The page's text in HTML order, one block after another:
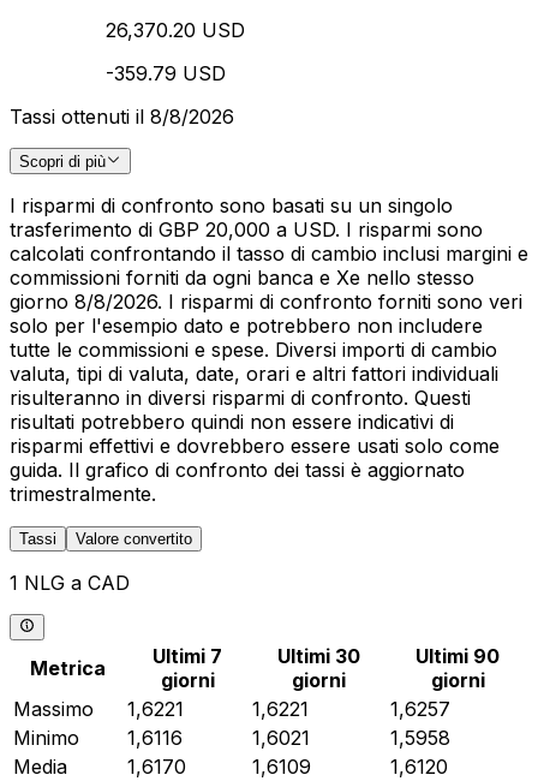
26,370.20 USD
-359.79 USD
Tassi ottenuti il 8/8/2026
Scopri di più
I risparmi di confronto sono basati su un singolo
trasferimento di GBP 20,000 a USD. I risparmi sono
calcolati confrontando il tasso di cambio inclusi margini e
commissioni forniti da ogni banca e Xe nello stesso
giorno 8/8/2026. I risparmi di confronto forniti sono veri
solo per l'esempio dato e potrebbero non includere
tutte le commissioni e spese. Diversi importi di cambio
valuta, tipi di valuta, date, orari e altri fattori individuali
risulteranno in diversi risparmi di confronto. Questi
risultati potrebbero quindi non essere indicativi di
risparmi effettivi e dovrebbero essere usati solo come
guida. Il grafico di confronto dei tassi è aggiornato
trimestralmente.
Tassi Valore convertito
1 NLG a CAD
Metrica
Ultimi 7
giorni
Ultimi 30
giorni
Ultimi 90
giorni
Massimo
1,6221 1,6221
1,6257
Minimo
1,6116 1,6021
1,5958
Media
1,6170 1,6109
1,6120